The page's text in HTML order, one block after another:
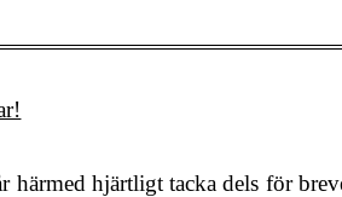
härmed hjärtligt tacka dels för